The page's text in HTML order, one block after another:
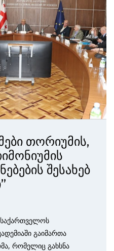
თორიუმის,
შესახებ
საქართველოს
გაიმართა
რომელიც გახსნა